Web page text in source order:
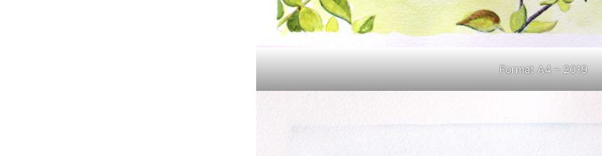
Format A4 – 2019